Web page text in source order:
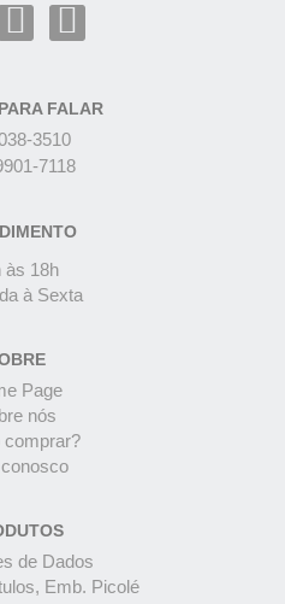
FALAR
3510
7118
às 18h
à Sexta
Page
nós
comprar?
de Dados
Emb. Picolé